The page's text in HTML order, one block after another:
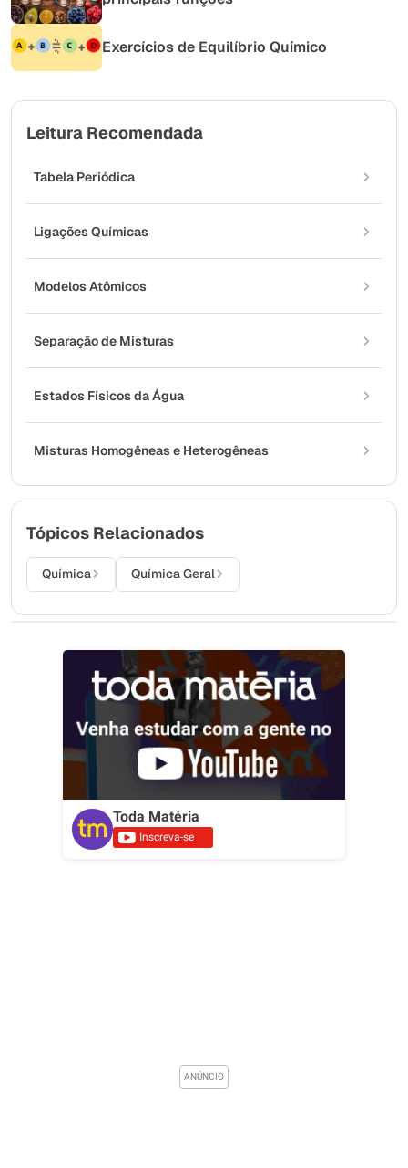
Exercícios de Equilíbrio Químico
Leitura Recomendada
Tabela Periódica
Ligações Químicas
Modelos Atômicos
Separação de Misturas
Estados Físicos da Água
Misturas Homogêneas e Heterogêneas
Tópicos Relacionados
Química Química Geral
Toda Matéria
Inscreva-se